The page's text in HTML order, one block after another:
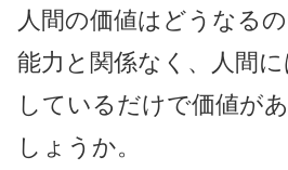
人間の価値はどうなる
能力と関係なく、人間
しているだけで価値が
しょうか。